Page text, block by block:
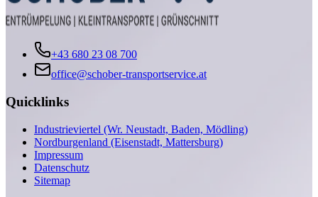
+43 680 23 08 700
office@schober-transportservice.at
Quicklinks
Industrieviertel (Wr. Neustadt, Baden, Mödling)
Nordburgenland (Eisenstadt, Mattersburg)
Impressum
Datenschutz
Sitemap